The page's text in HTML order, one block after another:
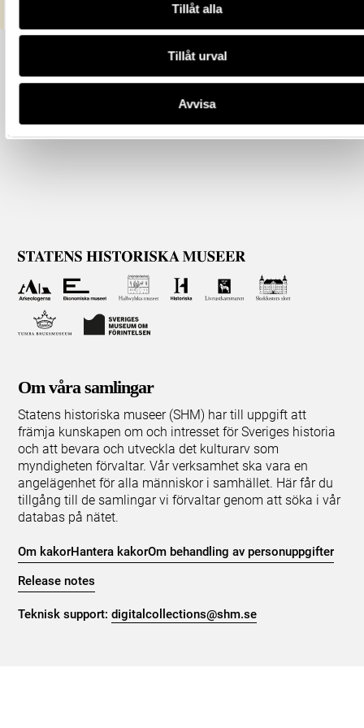
Tillåt alla
Tillåt urval
Avvisa
Om våra samlingar
Statens historiska museer (SHM) har till uppgift att
främja kunskapen om och intresset för Sveriges historia
och att bevara och utveckla det kulturarv som
myndigheten förvaltar. Vår verksamhet ska vara en
angelägenhet för alla människor i samhället. Här får du
tillgång till de samlingar vi förvaltar genom att söka i vår
databas på nätet.
Om kakorHantera kakorOm behandling av personuppgifter
Release notes
Teknisk support:digitalcollections@shm.se